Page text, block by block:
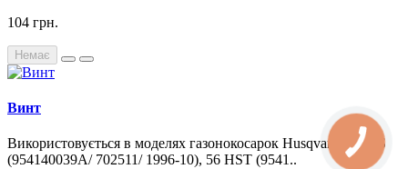
104 грн.
Немає
Винт
Використовується в моделях газонокосарок Husqvarna 56 HS
(954140039A/ 702511/ 1996-10), 56 HST (9541..